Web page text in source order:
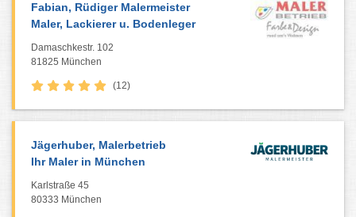
Fabian, Rüdiger Malermeister
Maler, Lackierer u. Bodenleger
Damaschkestr. 102
81825 München
(12)
Jägerhuber, Malerbetrieb
Ihr Maler in München
Karlstraße 45
80333 München